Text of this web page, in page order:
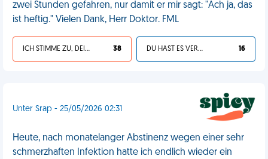
zwei Stunden gefahren, nur damit er mir sagt: "Ach ja, das
ist heftig." Vielen Dank, Herr Doktor. FML
ICH STIMME ZU, DEIN LEBEN IST SCHEISSE 38 DU HAST ES VERDIENT 16
Unter Srap - 25/05/2026 02:31
Heute, nach monatelanger Abstinenz wegen einer sehr
schmerzhaften Infektion hatte ich endlich wieder ein